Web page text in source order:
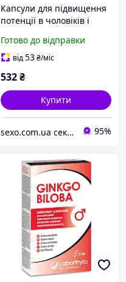
Капсули для підвищення
потенції в чоловіків і
Penis", 12 шт.
Готово до відправки
від53₴/міс
532₴
Купити
sexo.com.ua секс-шоп інтернет-магазин 95%